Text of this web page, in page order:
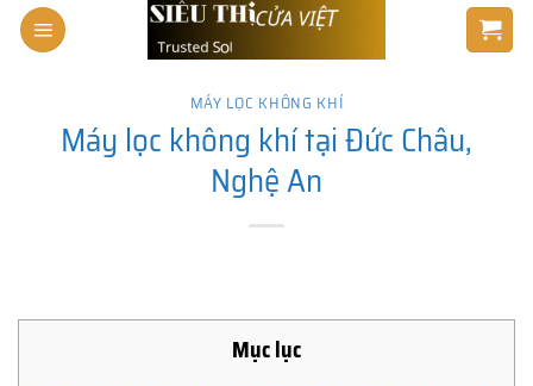
Skip
MÁY LỌC KHÔNG KHÍ
Máy lọc không khí tại Đức Châu,
Nghệ An
Mục lục